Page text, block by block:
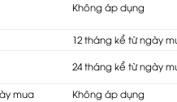
Không áp dụng
12 tháng kể từ ngày
24 tháng kể từ ngày
mua
Không áp dụng